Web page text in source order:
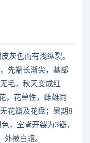
灰色而有浅纵裂。
先端长渐尖，基部
毛，秋天变成红
，花单性，雌雄同
花瓣及花盘；果期8
，室背开裂为3瓣，
被白蜡。